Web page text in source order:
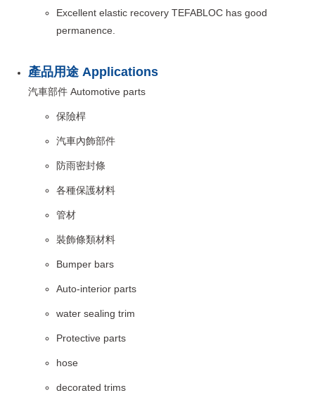
Excellent elastic recovery TEFABLOC has good
permanence.
產品用途 Applications
汽車部件 Automotive parts
保險桿
汽車內飾部件
防雨密封條
各種保護材料
管材
裝飾條類材料
Bumper bars
Auto-interior parts
water sealing trim
Protective parts
hose
decorated trims